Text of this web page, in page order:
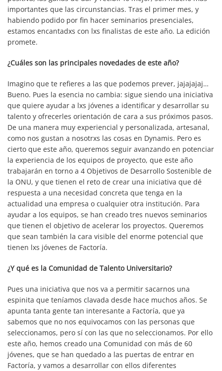
importantes que las circunstancias. Tras el primer mes, y
habiendo podido por fin hacer seminarios presenciales,
estamos encantadxs con lxs finalistas de este año. La edición
promete.
¿Cuáles son las principales novedades de este año?
Imagino que te refieres a las que podemos prever, jajajajaj…
Bueno. Pues la esencia no cambia: sigue siendo una iniciativa
que quiere ayudar a lxs jóvenes a identificar y desarrollar su
talento y ofrecerles orientación de cara a sus próximos pasos.
De una manera muy experiencial y personalizada, artesanal,
como nos gustan a nosotrxs las cosas en Dynamis. Pero es
cierto que este año, queremos seguir avanzando en potenciar
la experiencia de los equipos de proyecto, que este año
trabajarán en torno a 4 Objetivos de Desarrollo Sostenible de
la ONU, y que tienen el reto de crear una iniciativa que dé
respuesta a una necesidad concreta que tenga en la
actualidad una empresa o cualquier otra institución. Para
ayudar a los equipos, se han creado tres nuevos seminarios
que tienen el objetivo de acelerar los proyectos. Queremos
que sean también la cara visible del enorme potencial que
tienen lxs jóvenes de Factoría.
¿Y qué es la Comunidad de Talento Universitario?
Pues una iniciativa que nos va a permitir sacarnos una
espinita que teníamos clavada desde hace muchos años. Se
apunta tanta gente tan interesante a Factoría, que ya
sabemos que no nos equivocamos con las personas que
seleccionamos, pero sí con las que no seleccionamos. Por ello
este año, hemos creado una Comunidad con más de 60
jóvenes, que se han quedado a las puertas de entrar en
Factoría, y vamos a desarrollar con ellos diferentes